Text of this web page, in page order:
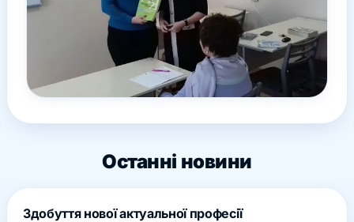
Останні новини
Здобуття нової актуальної професії